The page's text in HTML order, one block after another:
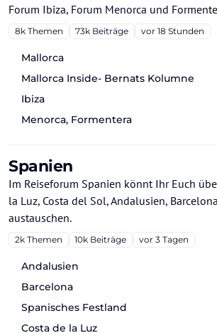
Forum Ibiza, Forum Menorca und
8k Themen 73k Beiträge vor 18 Stunden
Mallorca
Mallorca Inside- Bernats Kolumne
Ibiza
Menorca, Formentera
Spanien
Im Reiseforum Spanien könnt Ihr Euch über
la Luz, Costa del Sol, Andalusien,
austauschen.
2k Themen 10k Beiträge vor 3 Tagen
Andalusien
Barcelona
Spanisches Festland
Costa de la Luz